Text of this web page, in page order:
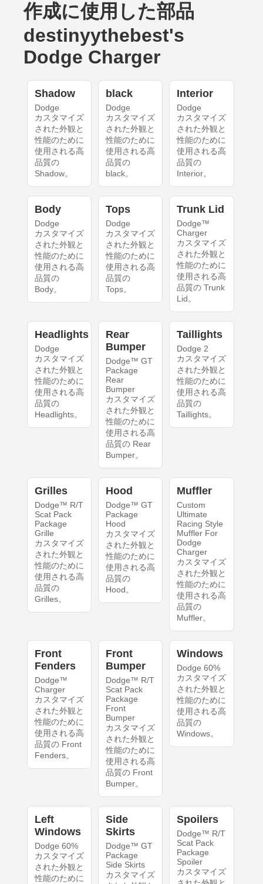
作成に使用した部品
destinyythebest's
Dodge Charger
Shadow
Dodge
カスタマイズ
された外観と
性能のために
使用される高
品質の
Shadow。
black
Dodge
カスタマイズ
された外観と
性能のために
使用される高
品質の
black。
Interior
Dodge
カスタマイズ
された外観と
性能のために
使用される高
品質の
Interior。
Body
Dodge
カスタマイズ
された外観と
性能のために
使用される高
品質の
Body。
Tops
Dodge
カスタマイズ
された外観と
性能のために
使用される高
品質の
Tops。
Trunk Lid
Dodge™
Charger
カスタマイズ
された外観と
性能のために
使用される高
品質の Trunk
Lid。
Headlights
Dodge
カスタマイズ
された外観と
性能のために
使用される高
品質の
Headlights。
Rear
Bumper
Dodge™ GT
Package
Rear
Bumper
カスタマイズ
された外観と
性能のために
使用される高
品質の Rear
Bumper。
Taillights
Dodge 2
カスタマイズ
された外観と
性能のために
使用される高
品質の
Taillights。
Grilles
Dodge™ R/T
Scat Pack
Package
Grille
カスタマイズ
された外観と
性能のために
使用される高
品質の
Grilles。
Hood
Dodge™ GT
Package
Hood
カスタマイズ
された外観と
性能のために
使用される高
品質の
Hood。
Muffler
Custom
Ultimate
Racing Style
Muffler For
Dodge
Charger
カスタマイズ
された外観と
性能のために
使用される高
品質の
Muffler。
Front
Fenders
Dodge™
Charger
カスタマイズ
された外観と
性能のために
使用される高
品質の Front
Fenders。
Front
Bumper
Dodge™ R/T
Scat Pack
Package
Front
Bumper
カスタマイズ
された外観と
性能のために
使用される高
品質の Front
Bumper。
Windows
Dodge 60%
カスタマイズ
された外観と
性能のために
使用される高
品質の
Windows。
Left
Windows
Dodge 60%
カスタマイズ
された外観と
性能のために
Side
Skirts
Dodge™ GT
Package
Side Skirts
カスタマイズ
Spoilers
Dodge™ R/T
Scat Pack
Package
Spoiler
カスタマイズ